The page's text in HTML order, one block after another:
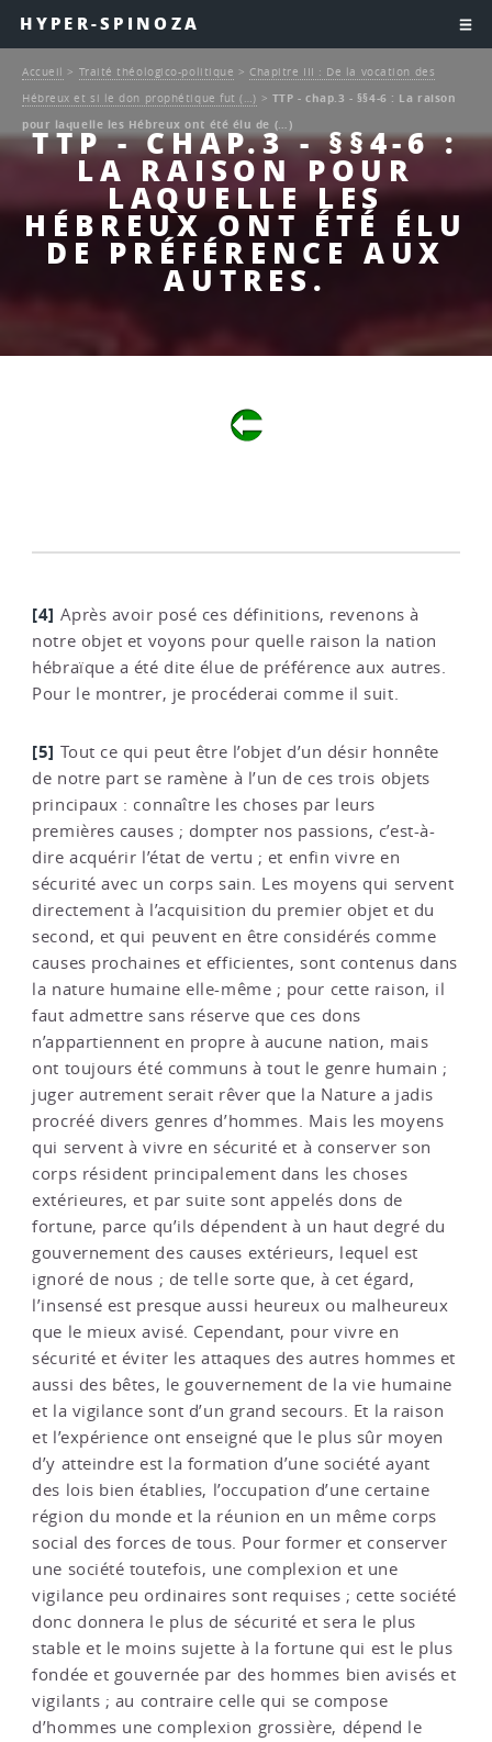
HYPER-SPINOZA
TTP - CHAP.3 - §§4-6 :
LA RAISON POUR
LAQUELLE LES
HÉBREUX ONT ÉTÉ ÉLU
DE PRÉFÉRENCE AUX
AUTRES.
Accueil > Traité théologico-politique > Chapitre III : De la vocation des
Hébreux et si le don prophétique fut (…) > TTP - chap.3 - §§4-6 : La raison
pour laquelle les Hébreux ont été élu de (…)
[4] Après avoir posé ces définitions, revenons à
notre objet et voyons pour quelle raison la nation
hébraïque a été dite élue de préférence aux autres.
Pour le montrer, je procéderai comme il suit.
[5] Tout ce qui peut être l’objet d’un désir honnête
de notre part se ramène à l’un de ces trois objets
principaux : connaître les choses par leurs
premières causes ; dompter nos passions, c’est-à-
dire acquérir l’état de vertu ; et enfin vivre en
sécurité avec un corps sain. Les moyens qui servent
directement à l’acquisition du premier objet et du
second, et qui peuvent en être considérés comme
causes prochaines et efficientes, sont contenus dans
la nature humaine elle-même ; pour cette raison, il
faut admettre sans réserve que ces dons
n’appartiennent en propre à aucune nation, mais
ont toujours été communs à tout le genre humain ;
juger autrement serait rêver que la Nature a jadis
procréé divers genres d’hommes. Mais les moyens
qui servent à vivre en sécurité et à conserver son
corps résident principalement dans les choses
extérieures, et par suite sont appelés dons de
fortune, parce qu’ils dépendent à un haut degré du
gouvernement des causes extérieurs, lequel est
ignoré de nous ; de telle sorte que, à cet égard,
l’insensé est presque aussi heureux ou malheureux
que le mieux avisé. Cependant, pour vivre en
sécurité et éviter les attaques des autres hommes et
aussi des bêtes, le gouvernement de la vie humaine
et la vigilance sont d’un grand secours. Et la raison
et l’expérience ont enseigné que le plus sûr moyen
d’y atteindre est la formation d’une société ayant
des lois bien établies, l’occupation d’une certaine
région du monde et la réunion en un même corps
social des forces de tous. Pour former et conserver
une société toutefois, une complexion et une
vigilance peu ordinaires sont requises ; cette société
donc donnera le plus de sécurité et sera le plus
stable et le moins sujette à la fortune qui est le plus
fondée et gouvernée par des hommes bien avisés et
vigilants ; au contraire celle qui se compose
d’hommes une complexion grossière, dépend le